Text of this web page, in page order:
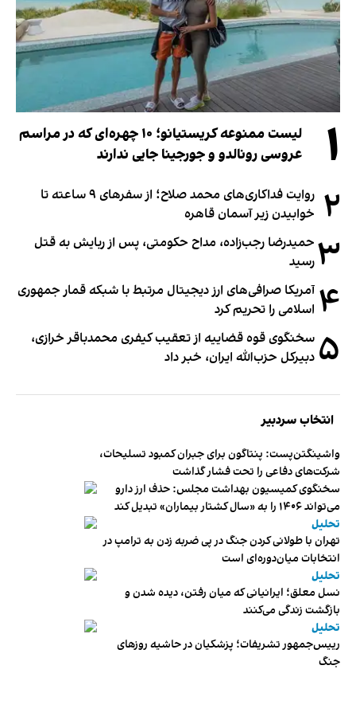
۱
لیست ممنوعه کریستیانو؛ ۱۰ چهره‌ای که در مراسم
عروسی رونالدو و جورجینا جایی ندارند
۲
روایت فداکاری‌های محمد صلاح؛ از سفرهای ۹ ساعته تا
خوابیدن زیر آسمان قاهره
۳ حمیدرضا رجب‌زاده، مداح حکومتی، پس از ربایش به قتل
رسید
۴ آمریکا صرافی‌های ارز دیجیتال مرتبط با شبکه قمار جمهوری
اسلامی را تحریم کرد
۵ سخنگوی قوه قضاییه از تعقیب کیفری محمدباقر خرازی،
دبیر‌کل حزب‌الله ایران، خبر داد
انتخاب سردبیر
واشینگتن‌پست: پنتاگون برای جبران کمبود تسلیحات،
شرکت‌های دفاعی را تحت فشار گذاشت
سخنگوی کمیسیون بهداشت مجلس: حذف ارز دارو
می‌تواند ۱۴۰۶ را به «سال کشتار بیماران» تبدیل کند
تحلیل
تهران با طولانی کردن جنگ در پی ضربه زدن به ترامپ در
انتخابات میان‌دوره‌ای است
تحلیل
نسل معلق؛ ایرانیانی که میان رفتن، دیده شدن و
بازگشت زندگی می‌کنند
تحلیل
رییس‌جمهور تشریفات؛ پزشکیان در حاشیه روزهای
جنگ